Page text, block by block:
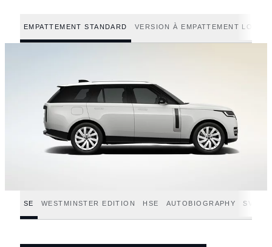
EMPATTEMENT STANDARD VERSION À EMPATTEMENT LONG
SE WESTMINSTER EDITION HSE AUTOBIOGRAPHY SV